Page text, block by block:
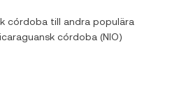
córdoba till andra populära
córdoba (NIO)